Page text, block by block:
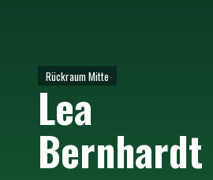
Rückraum Mitte
Lea
Bernhardt